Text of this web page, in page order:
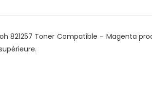
821257 Toner Compatible – Magenta